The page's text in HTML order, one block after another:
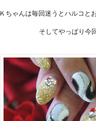
Ｋちゃんは毎回迷うとハルコと
そしてやっぱり今